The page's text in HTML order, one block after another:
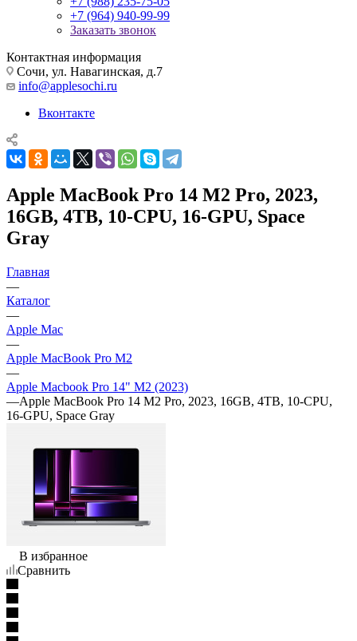
+7 (964) 940-99-99
Заказать звонок
Контактная информация
Сочи, ул. Навагинская, д.7
info@applesochi.ru
Вконтакте
Apple MacBook Pro 14 M2 Pro, 2023,
16GB, 4TB, 10-CPU, 16-GPU, Space
Gray
Главная
—
Каталог
—
Apple Mac
—
Apple MacBook Pro M2
—
Apple Macbook Pro 14" M2 (2023)
—Apple MacBook Pro 14 M2 Pro, 2023, 16GB, 4TB, 10-CPU,
16-GPU, Space Gray
В избранное
Сравнить